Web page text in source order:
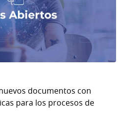
documentos con
para los procesos de